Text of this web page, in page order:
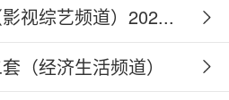
视综艺频道）202...
（经济生活频道）